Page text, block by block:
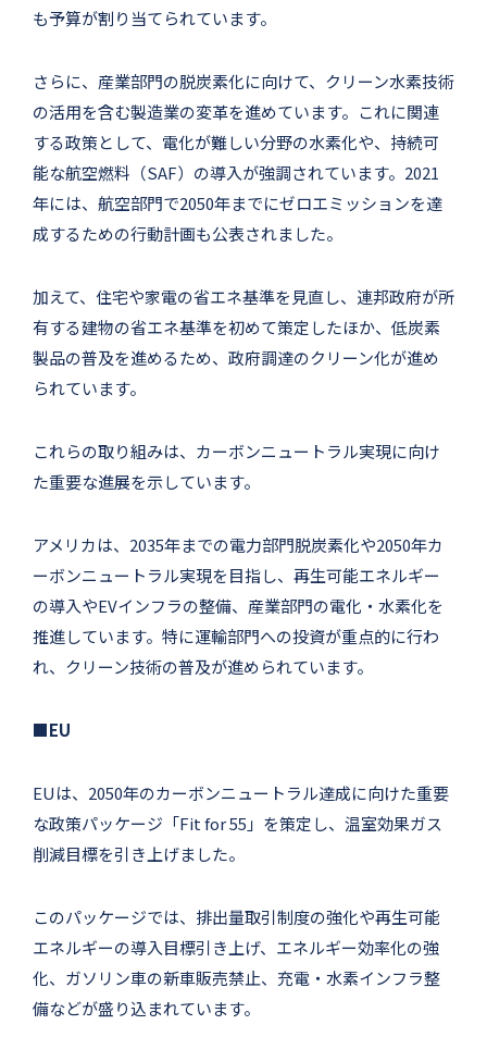
も予算が割り当てられています。
さらに、産業部門の脱炭素化に向けて、クリーン水素技術
の活用を含む製造業の変革を進めています。これに関連
する政策として、電化が難しい分野の水素化や、持続可
能な航空燃料（SAF）の導入が強調されています。2021
年には、航空部門で2050年までにゼロエミッションを達
成するための行動計画も公表されました。
加えて、住宅や家電の省エネ基準を見直し、連邦政府が所
有する建物の省エネ基準を初めて策定したほか、低炭素
製品の普及を進めるため、政府調達のクリーン化が進め
られています。
これらの取り組みは、カーボンニュートラル実現に向け
た重要な進展を示しています。
アメリカは、2035年までの電力部門脱炭素化や2050年カ
ーボンニュートラル実現を目指し、再生可能エネルギー
の導入やEVインフラの整備、産業部門の電化・水素化を
推進しています。特に運輸部門への投資が重点的に行わ
れ、クリーン技術の普及が進められています。
■EU
EUは、2050年のカーボンニュートラル達成に向けた重要
な政策パッケージ「Fit for 55」を策定し、温室効果ガス
削減目標を引き上げました。
このパッケージでは、排出量取引制度の強化や再生可能
エネルギーの導入目標引き上げ、エネルギー効率化の強
化、ガソリン車の新車販売禁止、充電・水素インフラ整
備などが盛り込まれています。